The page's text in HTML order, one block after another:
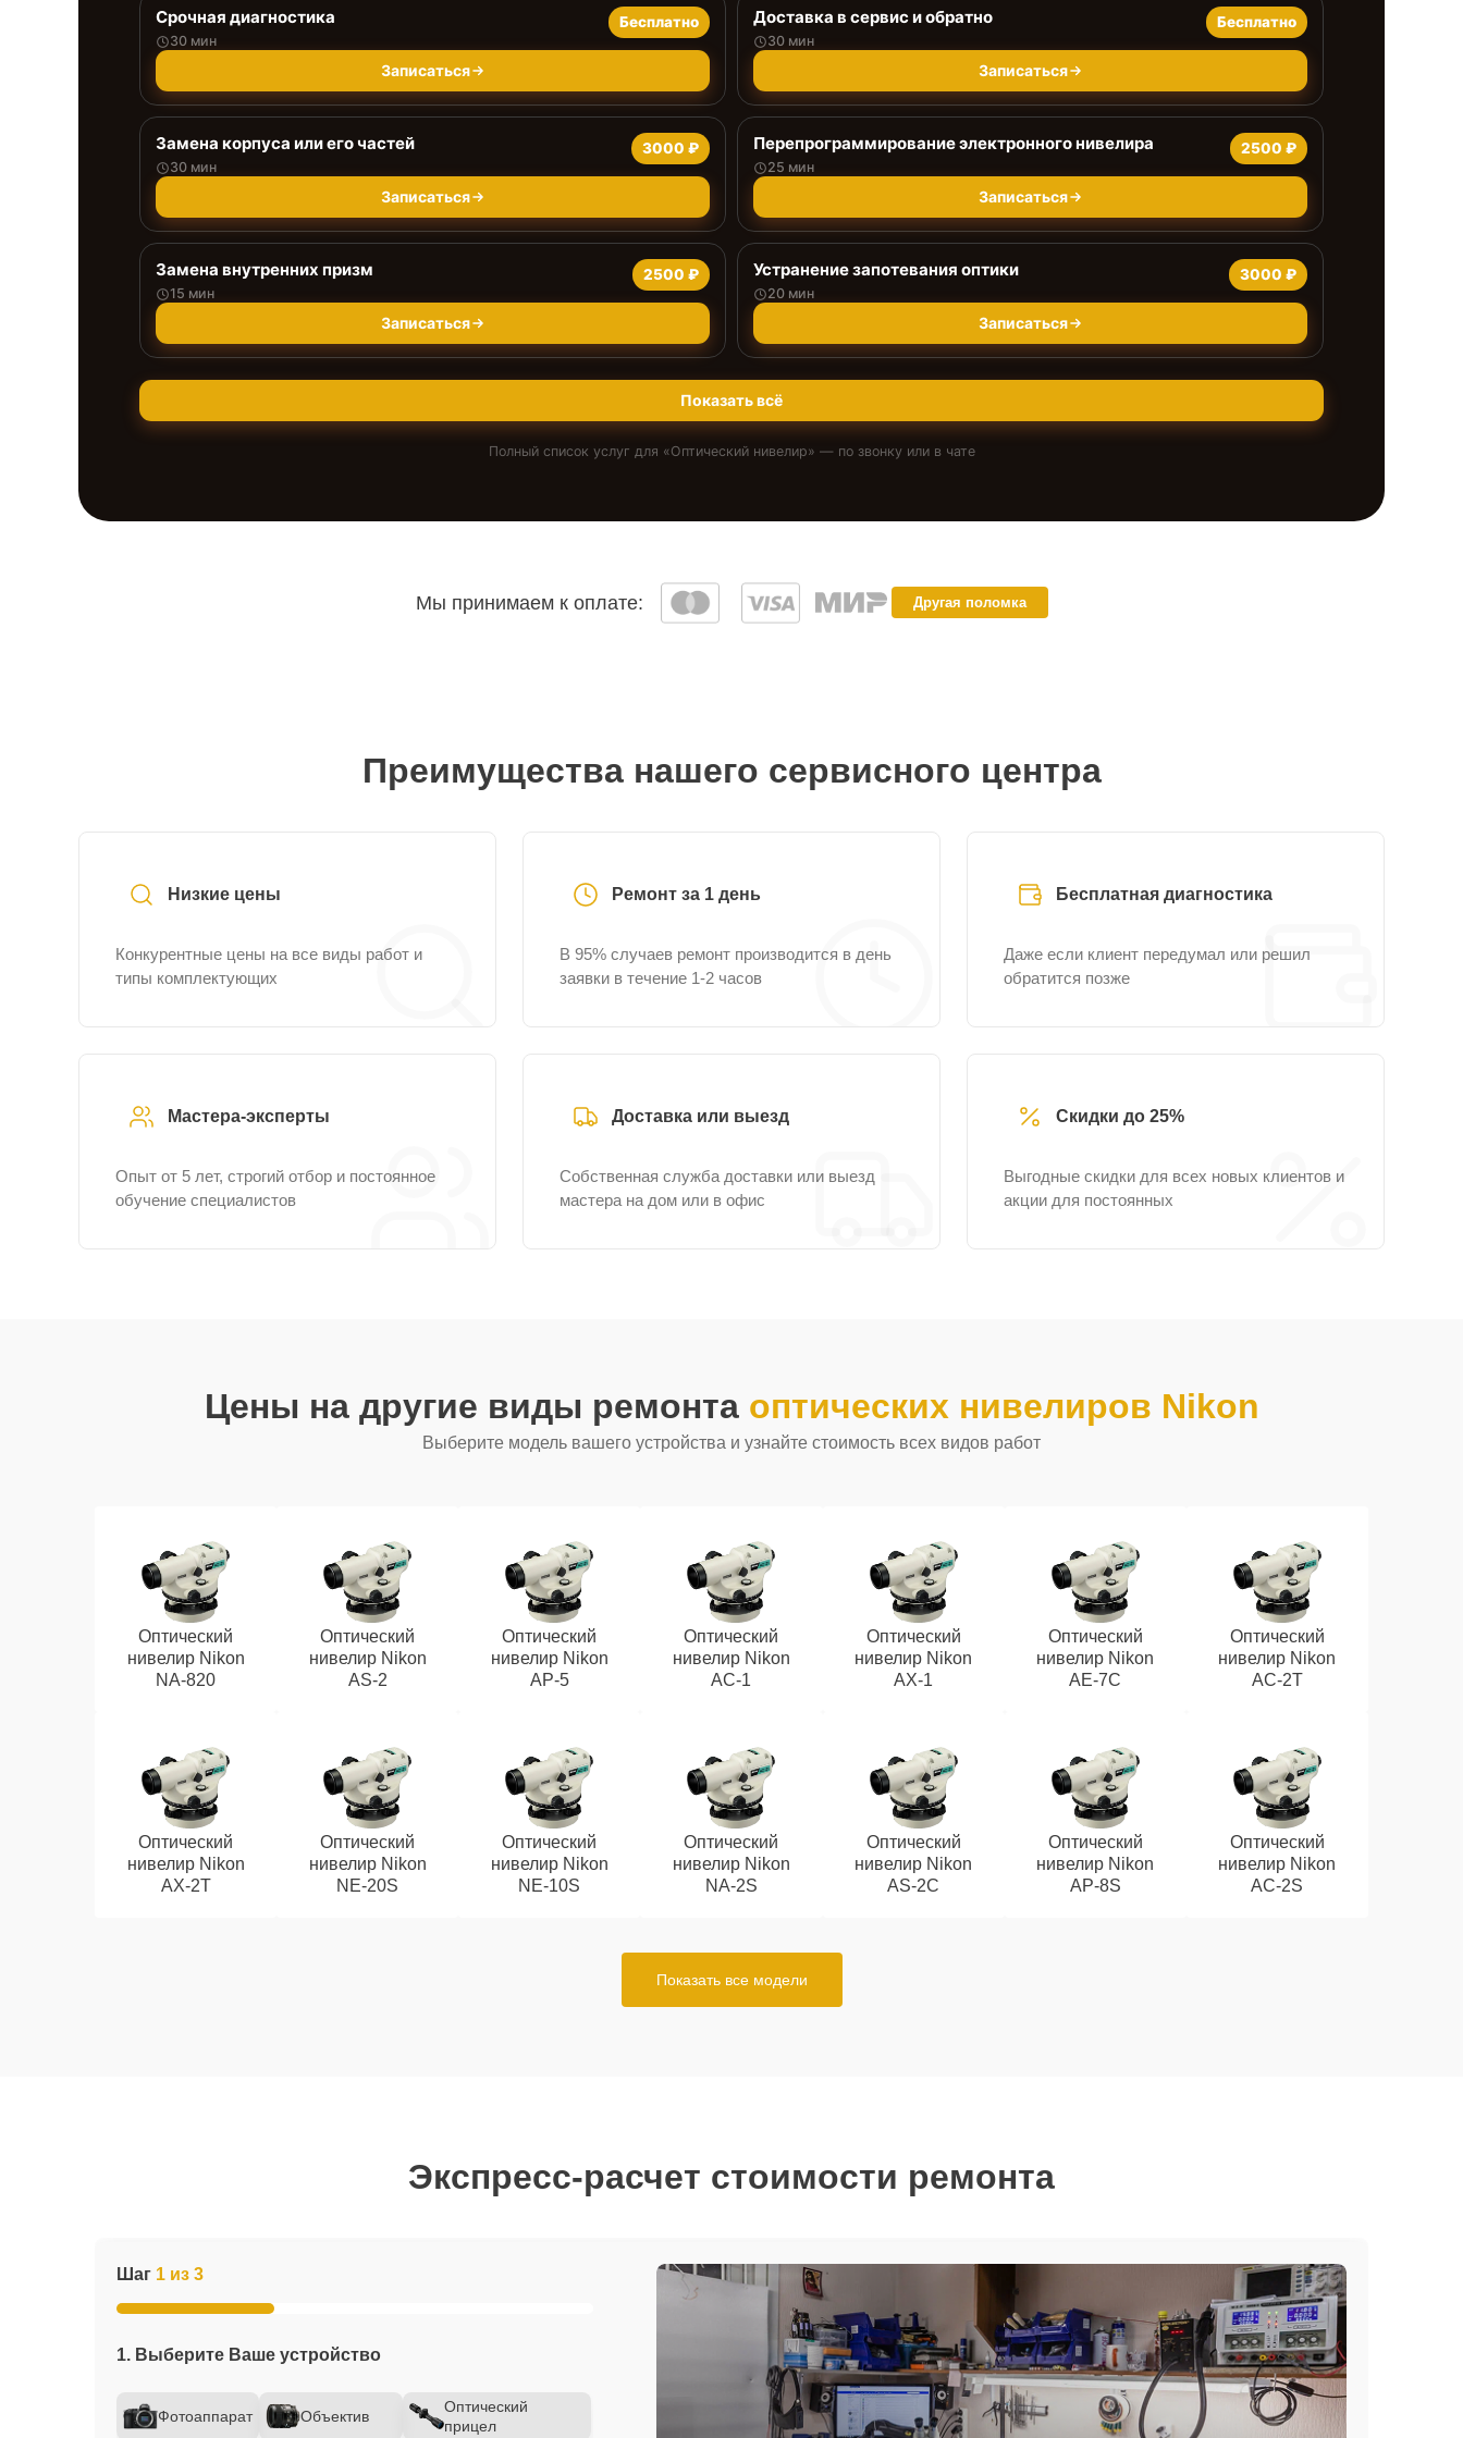
Срочная диагностика
30 мин
Бесплатно
Записаться
Доставка в сервис и обратно
30 мин
Бесплатно
Записаться
Замена корпуса или его частей
30 мин
3000 ₽
Записаться
Перепрограммирование электронного нивелира
25 мин
2500 ₽
Записаться
Замена внутренних призм
15 мин
2500 ₽
Записаться
Устранение запотевания оптики
20 мин
3000 ₽
Записаться
Показать всё
Полный список услуг для «Оптический нивелир» — по звонку или в чате
Мы принимаем к оплате: Другая поломка
Преимущества нашего сервисного центра
Низкие цены
Конкурентные цены на все виды работ и
типы комплектующих
Ремонт за 1 день
В 95% случаев ремонт производится в день
заявки в течение 1-2 часов
Бесплатная диагностика
Даже если клиент передумал или решил
обратится позже
Мастера-эксперты
Опыт от 5 лет, строгий отбор и постоянное
обучение специалистов
Доставка или выезд
Собственная служба доставки или выезд
мастера на дом или в офис
Скидки до 25%
Выгодные скидки для всех новых клиентов и
акции для постоянных
Цены на другие виды ремонта оптических нивелиров Nikon
Выберите модель вашего устройства и узнайте стоимость всех видов работ
Оптический
нивелир Nikon
NA-820
Оптический
нивелир Nikon
AS-2
Оптический
нивелир Nikon
AP-5
Оптический
нивелир Nikon
AC-1
Оптический
нивелир Nikon
AX-1
Оптический
нивелир Nikon
AE-7C
Оптический
нивелир Nikon
AC-2T
Оптический
нивелир Nikon
AX-2T
Оптический
нивелир Nikon
NE-20S
Оптический
нивелир Nikon
NE-10S
Оптический
нивелир Nikon
NA-2S
Оптический
нивелир Nikon
AS-2C
Оптический
нивелир Nikon
AP-8S
Оптический
нивелир Nikon
AC-2S
Показать все модели
Экспресс-расчет стоимости ремонта
Шаг 1 из 3
1. Выберите Ваше устройство
Фотоаппарат Объектив
Оптический
прицел